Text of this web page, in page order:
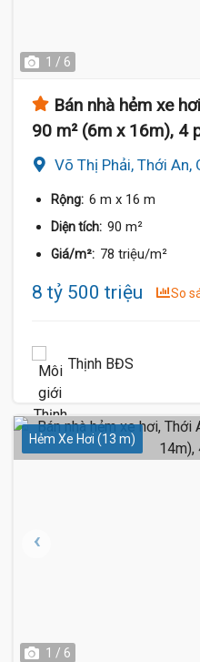
1 / 6
Bán nhà hẻm xe
90 m² (6m x 16m), 4
Võ Thị Phải, Thới An,
Rộng: 6 m x 16 m
Diện tích: 90 m²
Giá/m²: 78 triệu/m²
8 tỷ 500 triệu So
Thịnh BĐS
Hẻm Xe Hơi (13 m)
1 / 6